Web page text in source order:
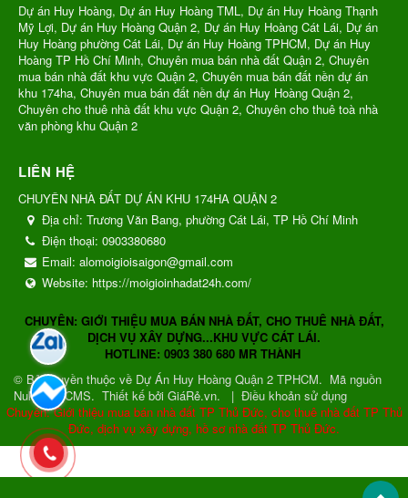
Dự án Huy Hoàng, Dự án Huy Hoàng TML, Dự án Huy Hoàng Thạnh
Mỹ Lợi, Dự án Huy Hoàng Quận 2, Dự án Huy Hoàng Cát Lái, Dự án
Huy Hoàng phường Cát Lái, Dự án Huy Hoàng TPHCM, Dự án Huy
Hoàng TP Hồ Chí Minh, Chuyên mua bán nhà đất Quận 2, Chuyên
mua bán nhà đất khu vực Quận 2, Chuyên mua bán đất nền dự án
khu 174ha, Chuyên mua bán đất nền dự án Huy Hoàng Quận 2,
Chuyên cho thuê nhà đất khu vực Quận 2, Chuyên cho thuê toà nhà
văn phòng khu Quận 2
LIÊN HỆ
CHUYÊN NHÀ ĐẤT DỰ ÁN KHU 174HA QUẬN 2
Địa chỉ: Trương Văn Bang, phường Cát Lái, TP Hồ Chí Minh
Điện thoại: 0903380680
Email: alomoigioisaigon@gmail.com
Website: https://moigioinhadat24h.com/
CHUYÊN: GIỚI THIỆU MUA BÁN NHÀ ĐẤT, CHO THUÊ NHÀ ĐẤT,
DỊCH VỤ XÂY DỰNG...KHU VỰC CÁT LÁI.
HOTLINE: 0903 380 680 MR THÀNH
© Bản quyền thuộc về Dự Án Huy Hoàng Quận 2 TPHCM. Mã nguồn
NukeViet CMS. Thiết kế bởi GiáRẻ.vn. | Điều khoản sử dụng
Chuyên: Giới thiệu mua bán nhà đất TP Thủ Đức, cho thuê nhà đất TP Thủ
Đức, dịch vụ xây dựng, hồ sơ nhà đất TP Thủ Đức.